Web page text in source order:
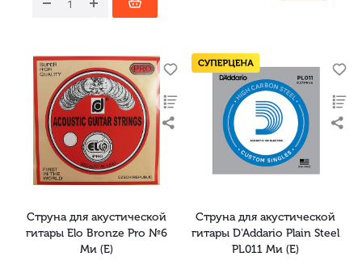
Струна для акустической
гитары Elo Bronze Pro №6
Ми (E)
Струна для акустической
гитары D'Addario Plain Steel
PL011 Ми (E)